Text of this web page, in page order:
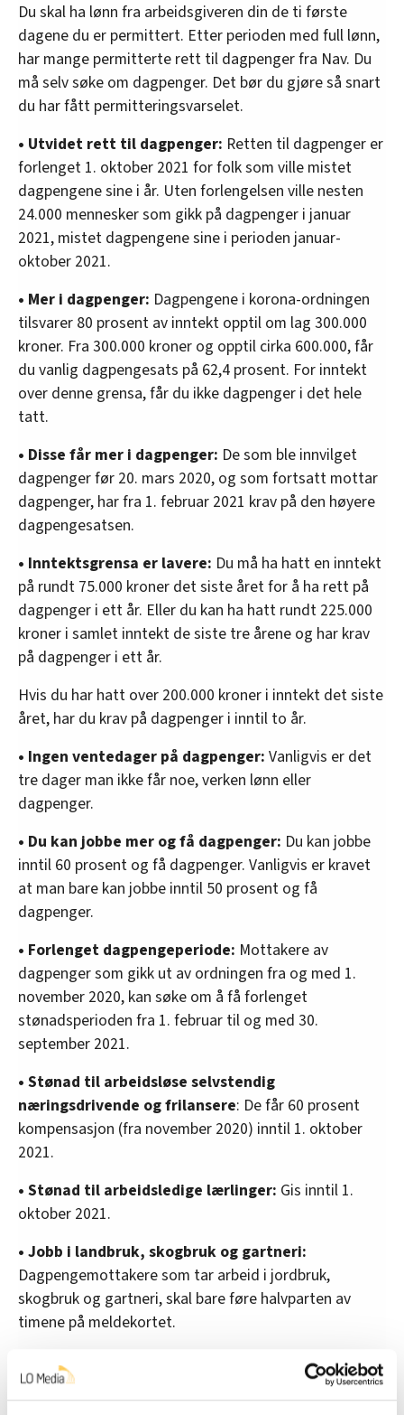
Du skal ha lønn fra arbeidsgiveren din de ti første
dagene du er permittert. Etter perioden med full lønn,
har mange permitterte rett til dagpenger fra Nav. Du
må selv søke om dagpenger. Det bør du gjøre så snart
du har fått permitteringsvarselet.
• Utvidet rett til dagpenger: Retten til dagpenger er
forlenget 1. oktober 2021 for folk som ville mistet
dagpengene sine i år. Uten forlengelsen ville nesten
24.000 mennesker som gikk på dagpenger i januar
2021, mistet dagpengene sine i perioden januar-
oktober 2021.
• Mer i dagpenger: Dagpengene i korona-ordningen
tilsvarer 80 prosent av inntekt opptil om lag 300.000
kroner. Fra 300.000 kroner og opptil cirka 600.000, får
du vanlig dagpengesats på 62,4 prosent. For inntekt
over denne grensa, får du ikke dagpenger i det hele
tatt.
• Disse får mer i dagpenger: De som ble innvilget
dagpenger før 20. mars 2020, og som fortsatt mottar
dagpenger, har fra 1. februar 2021 krav på den høyere
dagpengesatsen.
• Inntektsgrensa er lavere: Du må ha hatt en inntekt
på rundt 75.000 kroner det siste året for å ha rett på
dagpenger i ett år. Eller du kan ha hatt rundt 225.000
kroner i samlet inntekt de siste tre årene og har krav
på dagpenger i ett år.
Hvis du har hatt over 200.000 kroner i inntekt det siste
året, har du krav på dagpenger i inntil to år.
• Ingen ventedager på dagpenger: Vanligvis er det
tre dager man ikke får noe, verken lønn eller
dagpenger.
• Du kan jobbe mer og få dagpenger: Du kan jobbe
inntil 60 prosent og få dagpenger. Vanligvis er kravet
at man bare kan jobbe inntil 50 prosent og få
dagpenger.
• Forlenget dagpengeperiode: Mottakere av
dagpenger som gikk ut av ordningen fra og med 1.
november 2020, kan søke om å få forlenget
stønadsperioden fra 1. februar til og med 30.
september 2021.
• Stønad til arbeidsløse selvstendig
næringsdrivende og frilansere: De får 60 prosent
kompensasjon (fra november 2020) inntil 1. oktober
2021.
• Stønad til arbeidsledige lærlinger: Gis inntil 1.
oktober 2021.
• Jobb i landbruk, skogbruk og gartneri:
Dagpengemottakere som tar arbeid i jordbruk,
skogbruk og gartneri, skal bare føre halvparten av
timene på meldekortet.
Fikk du med deg denne?
Ett år siden Norge stengte
ned – se den eksplosive veksten i ledighet